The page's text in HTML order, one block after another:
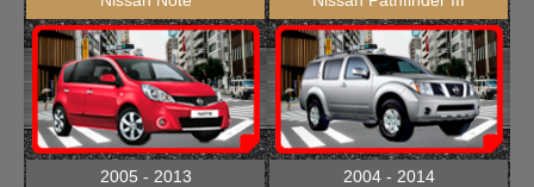
2005 - 2013 2004 - 2014